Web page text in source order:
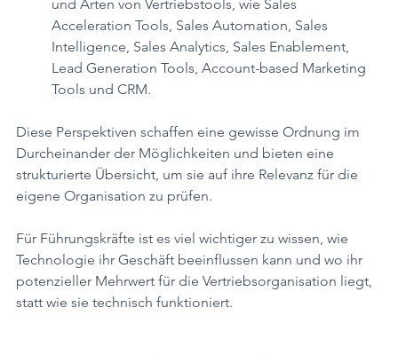
und Arten von Vertriebstools, wie Sales
Acceleration Tools, Sales Automation, Sales
Intelligence, Sales Analytics, Sales Enablement,
Lead Generation Tools, Account-based Marketing
Tools und CRM.
Diese Perspektiven schaffen eine gewisse Ordnung im
Durcheinander der Möglichkeiten und bieten eine
strukturierte Übersicht, um sie auf ihre Relevanz für die
eigene Organisation zu prüfen.
Für Führungskräfte ist es viel wichtiger zu wissen, wie
Technologie ihr Geschäft beeinflussen kann und wo ihr
potenzieller Mehrwert für die Vertriebsorganisation liegt,
statt wie sie technisch funktioniert.